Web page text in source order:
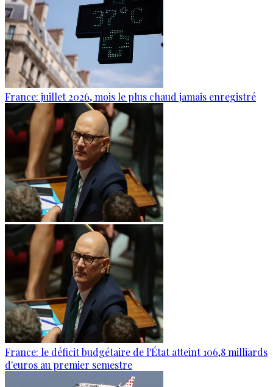
France: juillet 2026, mois le plus chaud jamais enregistré
France: le déficit budgétaire de l'État atteint 106,8 milliards
d'euros au premier semestre